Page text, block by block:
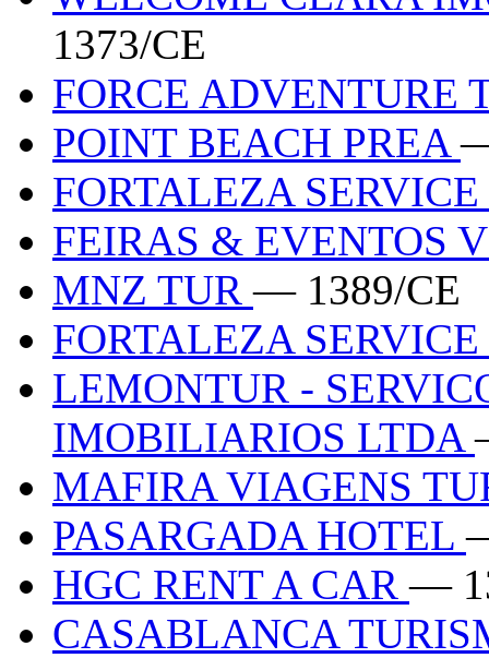
1373/CE
FORCE ADVENTURE
POINT BEACH PREA
FORTALEZA SERVICE
FEIRAS & EVENTOS
MNZ TUR— 1389/CE
FORTALEZA SERVICE
LEMONTUR -
IMOBILIARIOS LTDA
MAFIRA VIAGENS
PASARGADA HOTEL
HGC RENT A CAR—
CASABLANCA